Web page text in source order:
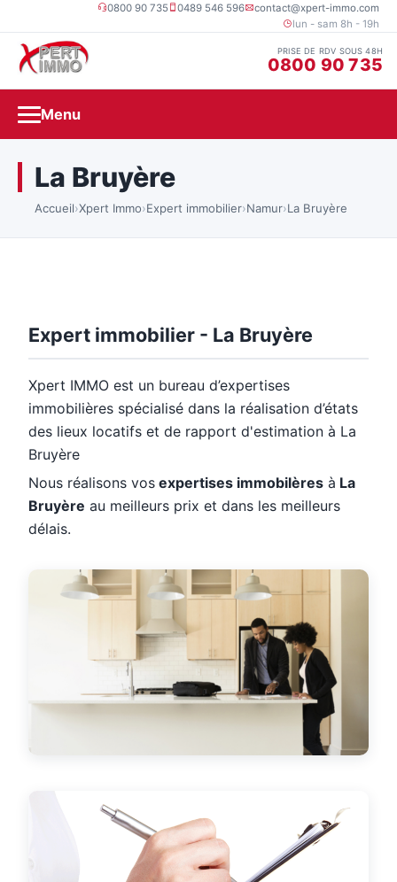
0800 90 735 0489 546 596
contact@xpert-immo.com
lun - sam 8h - 19h
PRISE DE RDV SOUS 48H
0800 90 735
Menu
La Bruyère
Accueil›Xpert Immo›Expert immobilier›Namur›La Bruyère
Expert immobilier - La Bruyère
Xpert IMMO est un bureau d’expertises
immobilières spécialisé dans la réalisation d’états
des lieux locatifs et de rapport d'estimation à La
Bruyère
Nous réalisons vos expertises immobilères à La
Bruyère au meilleurs prix et dans les meilleurs
délais.